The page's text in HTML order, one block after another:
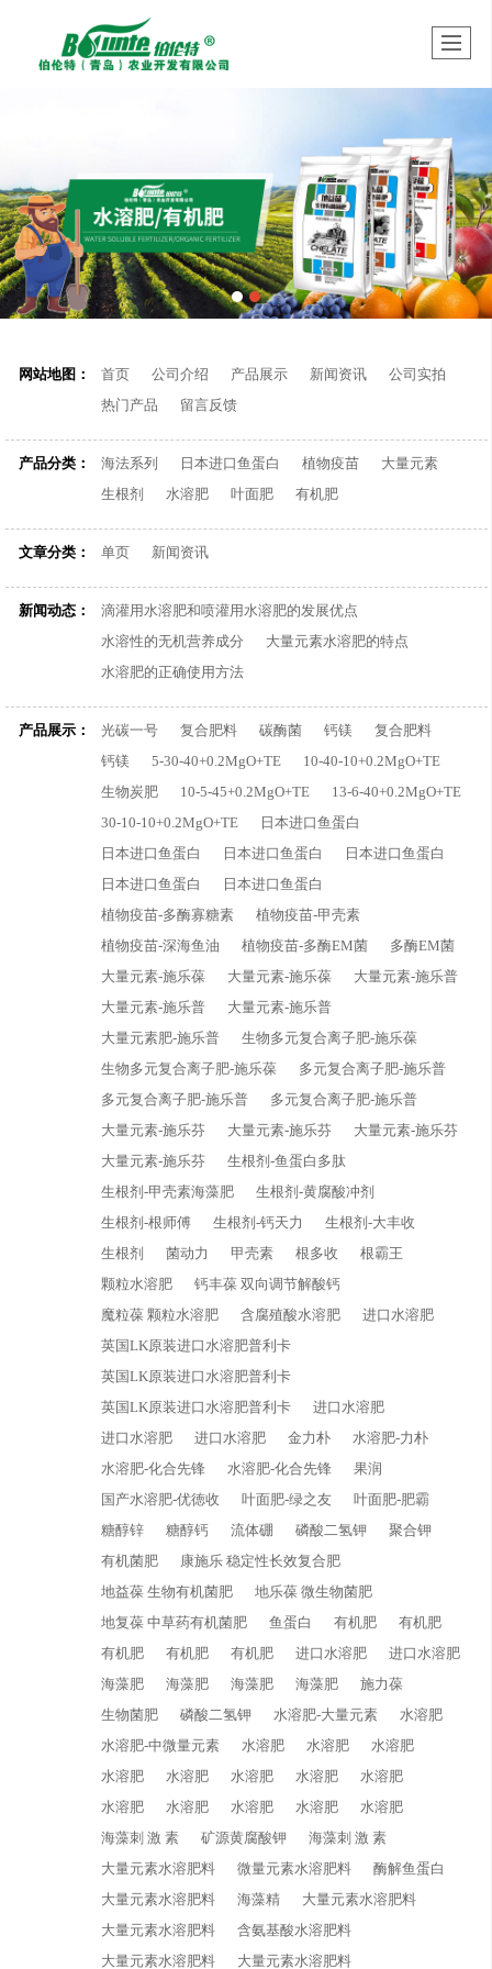
网站地图： 首页 公司介绍 产品展示 新闻资讯
公司实拍
热门产品
留言反馈
产品分类： 海法系列 日本进口鱼蛋白 植物疫苗
大量元素
生根剂
水溶肥 叶面肥 有机肥
文章分类： 单页 新闻资讯
新闻动态：
滴灌用水溶肥和喷灌用水溶肥的发展优点
水溶性的无机营养成分
大量元素水溶肥的特点
水溶肥的正确使用方法
产品展示： 光碳一号 复合肥料 碳酶菌 钙镁
复合肥料
钙镁
5-30-40+0.2MgO+TE
10-40-10+0.2MgO+TE
生物炭肥
10-5-45+0.2MgO+TE
13-6-40+0.2MgO+TE
30-10-10+0.2MgO+TE
日本进口鱼蛋白
日本进口鱼蛋白
日本进口鱼蛋白
日本进口鱼蛋白
日本进口鱼蛋白
日本进口鱼蛋白
植物疫苗-多酶寡糖素
植物疫苗-甲壳素
植物疫苗-深海鱼油
植物疫苗-多酶EM菌
多酶EM菌
大量元素-施乐葆
大量元素-施乐葆
大量元素-施乐普
大量元素-施乐普
大量元素-施乐普
大量元素肥-施乐普
生物多元复合离子肥-施乐葆
生物多元复合离子肥-施乐葆
多元复合离子肥-施乐普
多元复合离子肥-施乐普
多元复合离子肥-施乐普
大量元素-施乐芬
大量元素-施乐芬
大量元素-施乐芬
大量元素-施乐芬
生根剂-鱼蛋白多肽
生根剂-甲壳素海藻肥
生根剂-黄腐酸冲剂
生根剂-根师傅
生根剂-钙天力
生根剂-大丰收
生根剂
菌动力 甲壳素 根多收
根霸王
颗粒水溶肥
钙丰葆 双向调节解酸钙
魔粒葆 颗粒水溶肥
含腐殖酸水溶肥
进口水溶肥
英国LK原装进口水溶肥普利卡
英国LK原装进口水溶肥普利卡
英国LK原装进口水溶肥普利卡
进口水溶肥
进口水溶肥
进口水溶肥 金力朴
水溶肥-力朴
水溶肥-化合先锋
水溶肥-化合先锋
果润
国产水溶肥-优徳收
叶面肥-绿之友
叶面肥-肥霸
糖醇锌
糖醇钙 流体硼 磷酸二氢钾
聚合钾
有机菌肥
康施乐 稳定性长效复合肥
地益葆 生物有机菌肥
地乐葆 微生物菌肥
地复葆 中草药有机菌肥
鱼蛋白 有机肥
有机肥
有机肥
有机肥 有机肥 进口水溶肥
进口水溶肥
海藻肥
海藻肥 海藻肥 海藻肥
施力葆
生物菌肥
磷酸二氢钾 水溶肥-大量元素
水溶肥
水溶肥-中微量元素
水溶肥 水溶肥
水溶肥
水溶肥
水溶肥 水溶肥 水溶肥
水溶肥
水溶肥
水溶肥 水溶肥 水溶肥
水溶肥
海藻刺 激 素
矿源黄腐酸钾
海藻刺 激 素
大量元素水溶肥料
微量元素水溶肥料
酶解鱼蛋白
大量元素水溶肥料
海藻精
大量元素水溶肥料
大量元素水溶肥料
含氨基酸水溶肥料
大量元素水溶肥料
大量元素水溶肥料